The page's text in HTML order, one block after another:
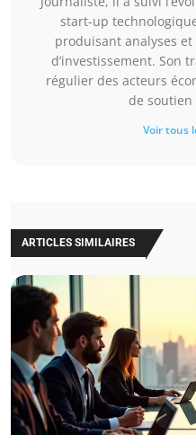
start-up
produisant analyses
d’investissement. Son
régulier des acteurs
de
Voir tous
ARTICLES SIMILAIRES